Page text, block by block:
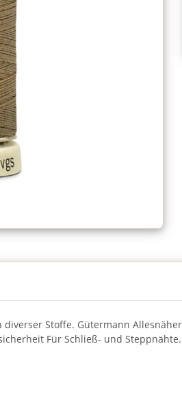
Stoffe. Gütermann
Für Schließ- und